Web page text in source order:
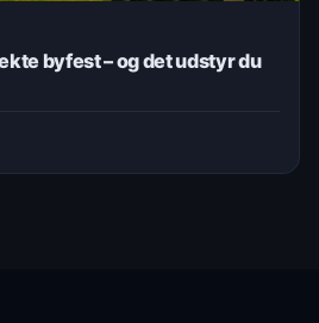
byfest – og det udstyr du